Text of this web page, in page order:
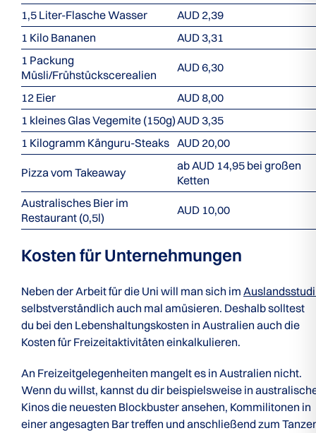
1,5 Liter-Flasche Wasser
AUD 2,39
1 Kilo Bananen
AUD 3,31
1 Packung
Müsli/Frühstückscerealien
AUD 6,30
12 Eier
AUD 8,00
1 kleines Glas Vegemite (150g)AUD 3,35
1 Kilogramm Känguru-Steaks AUD 20,00
Pizza vom Takeaway
ab AUD 14,95 bei großen
Ketten
Australisches Bier im
Restaurant (0,5l)
AUD 10,00
Kosten für Unternehmungen
Neben der Arbeit für die Uni will man sich im
selbstverständlich auch mal amüsieren. Deshalb solltest
du bei den Lebenshaltungskosten in Australien auch die
Kosten für Freizeitaktivitäten einkalkulieren.
An Freizeitgelegenheiten mangelt es in Australien nicht.
Wenn du willst, kannst du dir beispielsweise in
Kinos die neuesten Blockbuster ansehen, Kommilitonen in
einer angesagten Bar treffen und anschließend zum